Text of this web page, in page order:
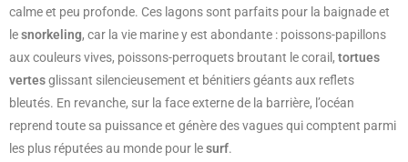
calme et peu profonde. Ces lagons sont parfaits pour la baignade et
lesnorkeling, car la vie marine y est abondante : poissons-papillons
aux couleurs vives, poissons-perroquets broutant le corail, tortues
vertesglissant silencieusement et bénitiers géants aux reflets
bleutés. En revanche, sur la face externe de la barrière, l’océan
reprend toute sa puissance et génère des vagues qui comptent parmi
les plus réputées au monde pour lesurf.